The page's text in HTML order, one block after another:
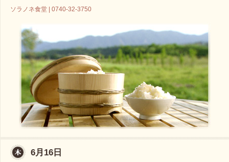
ソラノネ食堂 | 0740-32-3750
6月16日